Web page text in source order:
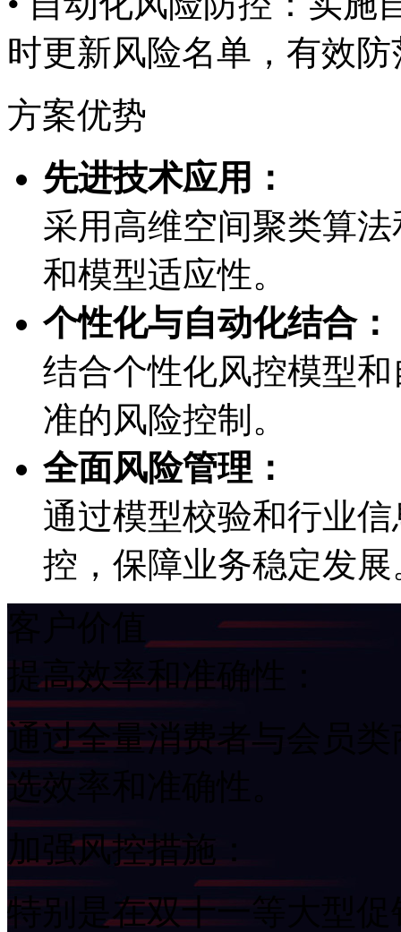
时更新风险名单，有效
方案优势
先进技术应用：
采用高维空间聚类算法
和模型适应性。
个性化与自动化结合：
结合个性化风控模型和
准的风险控制。
全面风险管理：
通过模型校验和行业信
控，保障业务稳定发
提高效率和准确性：
通过全量消费者与会员类
选效率和准确性。
加强风控措施：
特别是在双十一等大型促